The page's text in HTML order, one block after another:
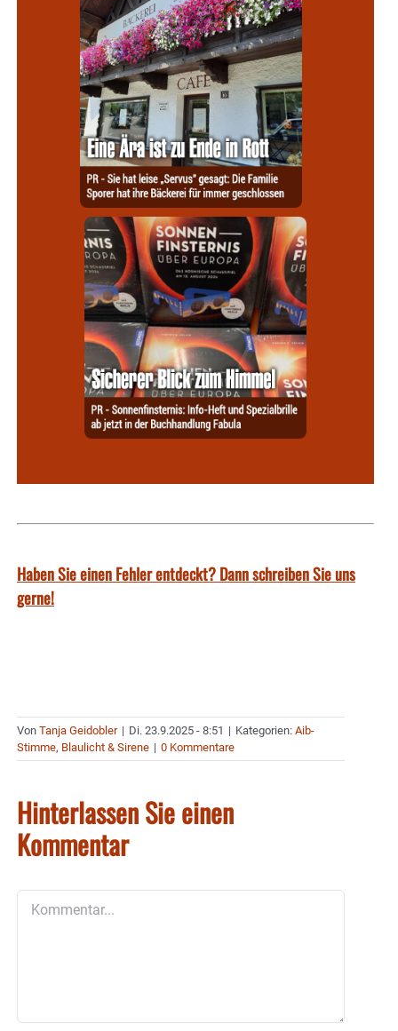
Haben Sie einen Fehler entdeckt? Dann schreiben Sie uns
gerne!
Von Tanja Geidobler | Di. 23.9.2025 - 8:51 | Kategorien: Aib-
Stimme, Blaulicht & Sirene | 0 Kommentare
Hinterlassen Sie einen
Kommentar